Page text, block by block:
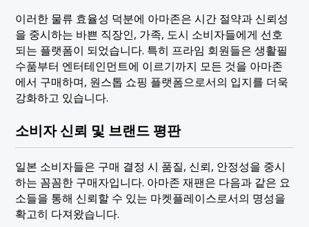
이러한 물류 효율성 덕분에 아마존은 시간 절약과 신뢰성
을 중시하는 바쁜 직장인, 가족, 도시 소비자들에게 선호
되는 플랫폼이 되었습니다. 특히 프라임 회원들은 생활필
수품부터 엔터테인먼트에 이르기까지 모든 것을 아마존
에서 구매하며, 원스톱 쇼핑 플랫폼으로서의 입지를 더욱
강화하고 있습니다.
소비자 신뢰 및 브랜드 평판
일본 소비자들은 구매 결정 시 품질, 신뢰, 안정성을 중시
하는 꼼꼼한 구매자입니다. 아마존 재팬은 다음과 같은 요
소들을 통해 신뢰할 수 있는 마켓플레이스로서의 명성을
확고히 다져왔습니다.